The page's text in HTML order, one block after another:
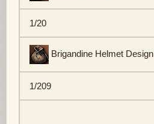
1/20
Brigandine Helmet Design
1/209